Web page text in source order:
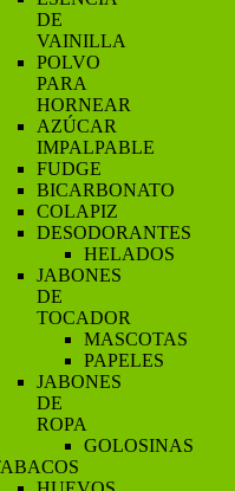
DE
VAINILLA
POLVO
PARA
HORNEAR
AZÚCAR
IMPALPABLE
FUDGE
BICARBONATO
COLAPIZ
DESODORANTES
HELADOS
JABONES
DE
TOCADOR
MASCOTAS
PAPELES
JABONES
DE
ROPA
GOLOSINAS